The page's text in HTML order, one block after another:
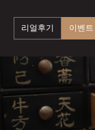
리얼후기 이벤트